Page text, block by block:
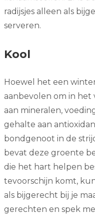
radijsjes alleen als
serveren.
Kool
Hoewel het een
aanbevolen om in het
aan mineralen,
gehalte aan
bondgenoot in de
bevat deze groente
die het hart helpen
tevoorschijn komt,
als bijgerecht bij je
gerechten en spek